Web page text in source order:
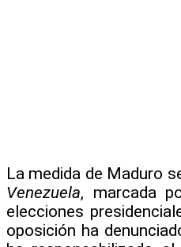
La medida de Maduro
Venezuela, marcada
elecciones
oposición ha